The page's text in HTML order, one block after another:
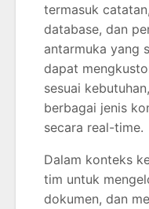
termasuk
database, dan
antarmuka yang
dapat
sesuai
berbagai jenis
secara real-time.
Dalam konteks
tim untuk
dokumen, dan